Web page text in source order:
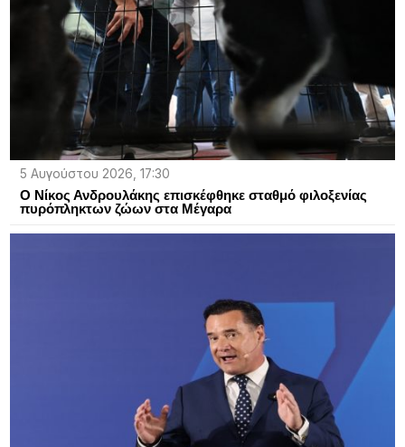
5 Αυγούστου 2026, 17:30
Ο Νίκος Ανδρουλάκης επισκέφθηκε σταθμό φιλοξενίας
πυρόπληκτων ζώων στα Μέγαρα